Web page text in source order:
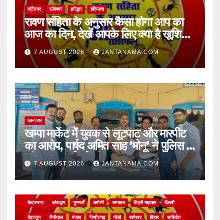
श्रीनगर सोमेश्वर हरिद्धार हरियाणा
रावण संहिता के अनुसार कैसा होगा आप का
आज का दिन, देखें आपके लिए क्या है खुशियां,
चुनौतियां और नए अवसर
7 AUGUST 2026 JANTANAMA.COM
NEWS
खम्पा मार्केट में युवक से लूटपाट और मारपीट
का आरोप, पार्षद अमित साह ‘मोनू’ ने पुलिस से
की सख्त कार्रवाई की मांग
7 AUGUST 2026 JANTANAMA.COM
केदारनाथ कोटद्वार गुणगावँ चमोली चम्पावत टिहरी गढ़वाल दिल्ली
देहरादून नैनीताल पंजाब पिथौरागढ़ पौडी बागेश्वर बिहार रानीखेत